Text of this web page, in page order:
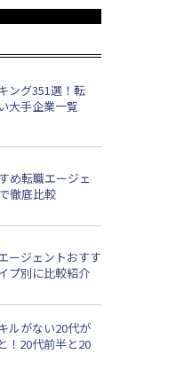
ング351選！転
大手企業一覧
め転職エージェ
徹底比較
ージェントおすす
プ別に比較紹介
ルがない20代が
！20代前半と20